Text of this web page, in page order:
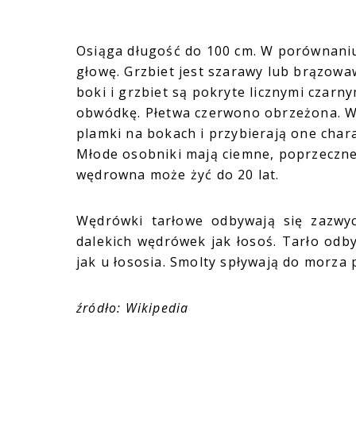
Osiąga długość do 100 cm. W
głowę. Grzbiet jest szarawy lub
boki i grzbiet są pokryte licznymi
obwódkę. Płetwa czerwono obrzeżona.
plamki na bokach i przybierają one
Młode osobniki mają ciemne,
wędrowna może żyć do 20 lat.
Wędrówki tarłowe odbywają się
dalekich wędrówek jak łosoś. Tarło
jak u łososia. Smolty spływają do morza
źródło: Wikipedia